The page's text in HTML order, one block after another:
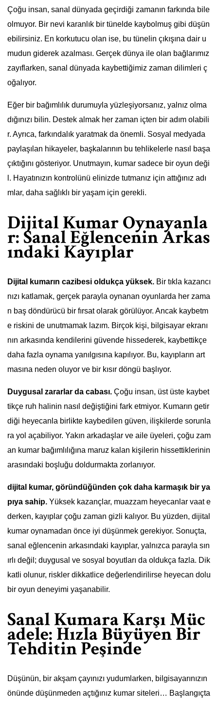
Çoğu insan, sanal dünyada geçirdiği zamanın farkında bile
olmuyor. Bir nevi karanlık bir tünelde kaybolmuş gibi düşün
ebilirsiniz. En korkutucu olan ise, bu tünelin çıkışına dair u
mudun giderek azalması. Gerçek dünya ile olan bağlarımız
zayıflarken, sanal dünyada kaybettiğimiz zaman dilimleri ç
oğalıyor.
Eğer bir bağımlılık durumuyla yüzleşiyorsanız, yalnız olma
dığınızı bilin. Destek almak her zaman içten bir adım olabili
r. Ayrıca, farkındalık yaratmak da önemli. Sosyal medyada
paylaşılan hikayeler, başkalarının bu tehlikelerle nasıl başa
çıktığını gösteriyor. Unutmayın, kumar sadece bir oyun deği
l. Hayatınızın kontrolünü elinizde tutmanız için attığınız adı
mlar, daha sağlıklı bir yaşam için gerekli.
Dijital Kumar Oynayanla
r: Sanal Eğlencenin Arkas
ındaki Kayıplar
Dijital kumarın cazibesi oldukça yüksek. Bir tıkla kazancı
nızı katlamak, gerçek parayla oynanan oyunlarda her zama
n baş döndürücü bir fırsat olarak görülüyor. Ancak kaybetm
e riskini de unutmamak lazım. Birçok kişi, bilgisayar ekranı
nın arkasında kendilerini güvende hissederek, kaybettikçe
daha fazla oynama yanılgısına kapılıyor. Bu, kayıpların art
masına neden oluyor ve bir kısır döngü başlıyor.
Duygusal zararlar da cabası. Çoğu insan, üst üste kaybet
tikçe ruh halinin nasıl değiştiğini fark etmiyor. Kumarın getir
diği heyecanla birlikte kaybedilen güven, ilişkilerde sorunla
ra yol açabiliyor. Yakın arkadaşlar ve aile üyeleri, çoğu zam
an kumar bağımlılığına maruz kalan kişilerin hissettiklerinin
arasındaki boşluğu doldurmakta zorlanıyor.
dijital kumar, göründüğünden çok daha karmaşık bir ya
pıya sahip. Yüksek kazançlar, muazzam heyecanlar vaat e
derken, kayıplar çoğu zaman gizli kalıyor. Bu yüzden, dijital
kumar oynamadan önce iyi düşünmek gerekiyor. Sonuçta,
sanal eğlencenin arkasındaki kayıplar, yalnızca parayla sın
ırlı değil; duygusal ve sosyal boyutları da oldukça fazla. Dik
katli olunur, riskler dikkatlice değerlendirilirse heyecan dolu
bir oyun deneyimi yaşanabilir.
Sanal Kumara Karşı Müc
adele: Hızla Büyüyen Bir
Tehditin Peşinde
Düşünün, bir akşam çayınızı yudumlarken, bilgisayarınızın
önünde düşünmeden açtığınız kumar siteleri… Başlangıçta